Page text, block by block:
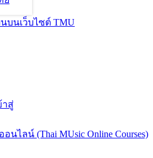
บนเว็บไซต์ TMU
าสู่